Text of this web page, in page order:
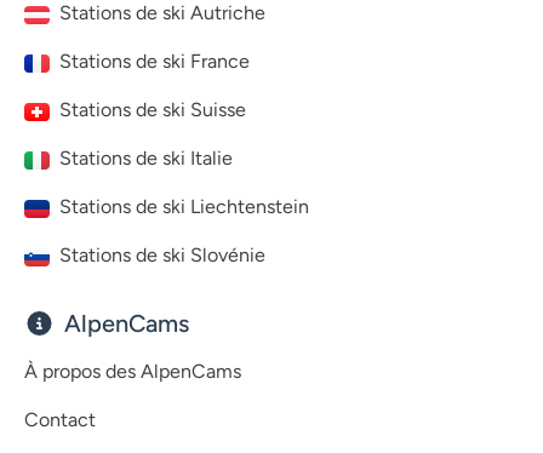
Stations de ski Autriche
Stations de ski France
Stations de ski Suisse
Stations de ski Italie
Stations de ski Liechtenstein
Stations de ski Slovénie
AlpenCams
À propos des AlpenCams
Contact